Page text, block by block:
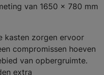
van 1650 x 780 mm
kasten zorgen ervoor
compromissen hoeven
van opbergruimte.
extra